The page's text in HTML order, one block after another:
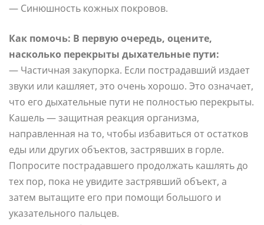
— Синюшность кожных покровов.
Как помочь: В первую очередь, оцените,
насколько перекрыты дыхательные пути:
— Частичная закупорка. Если пострадавший издает
звуки или кашляет, это очень хорошо. Это означает,
что его дыхательные пути не полностью перекрыты.
Кашель — защитная реакция организма,
направленная на то, чтобы избавиться от остатков
еды или других объектов, застрявших в горле.
Попросите пострадавшего продолжать кашлять до
тех пор, пока не увидите застрявший объект, а
затем вытащите его при помощи большого и
указательного пальцев.